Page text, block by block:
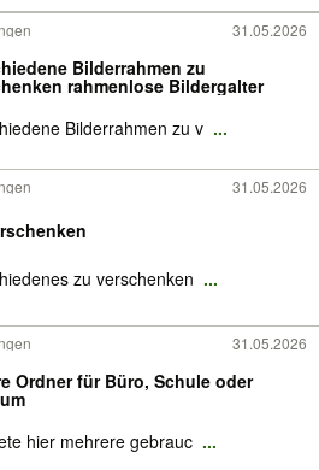
31.05.2026
Bilderrahmen zu
verschenken rahmenlose Bildergalter
Bilderrahmen zu v ...
31.05.2026
zu verschenken ...
31.05.2026
Ordner für Büro, Schule oder
hier mehrere gebrauc ...